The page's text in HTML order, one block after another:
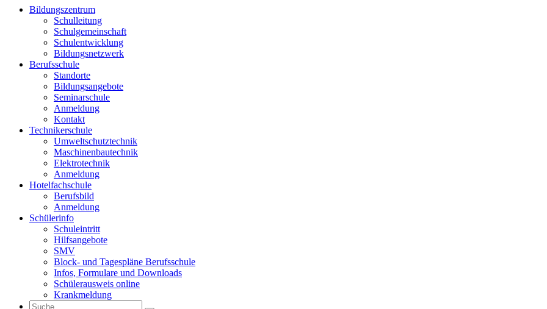
Bildungszentrum
Schulleitung
Schulgemeinschaft
Schulentwicklung
Bildungsnetzwerk
Berufsschule
Standorte
Bildungsangebote
Seminarschule
Anmeldung
Kontakt
Technikerschule
Umweltschutztechnik
Maschinenbautechnik
Elektrotechnik
Anmeldung
Hotelfachschule
Berufsbild
Anmeldung
Schülerinfo
Schuleintritt
Hilfsangebote
SMV
Block- und Tagespläne Berufsschule
Infos, Formulare und Downloads
Schülerausweis online
Krankmeldung